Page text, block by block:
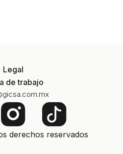
Legal
de trabajo
derechos reservados